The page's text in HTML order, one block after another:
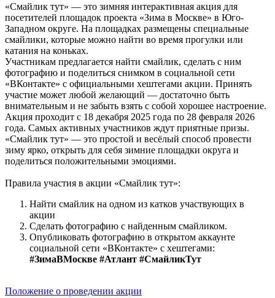
«Смайлик тут» — это зимняя интерактивная акция для
посетителей площадок проекта «Зима в Москве» в Юго-
Западном округе. На площадках размещены специальные
смайлики, которые можно найти во время прогулки или
катания на коньках.
Участникам предлагается найти смайлик, сделать с ним
фотографию и поделиться снимком в социальной сети
«ВКонтакте» с официальными хештегами акции. Принять
участие может любой желающий — достаточно быть
внимательным и не забыть взять с собой хорошее настроение.
Акция проходит с 18 декабря 2025 года по 28 февраля 2026
года. Самых активных участников ждут приятные призы.
«Смайлик тут» — это простой и весёлый способ провести
зиму ярко, открыть для себя зимние площадки округа и
поделиться положительными эмоциями.
Правила участия в акции «Смайлик тут»:
Найти смайлик на одном из катков участвующих в
акции
Сделать фотографию с найденным смайликом.
Опубликовать фотографию в открытом аккаунте
социальной сети «ВКонтакте» с хештегами:
#ЗимаВМоскве #Атлант #СмайликТут
Положение о проведении акции